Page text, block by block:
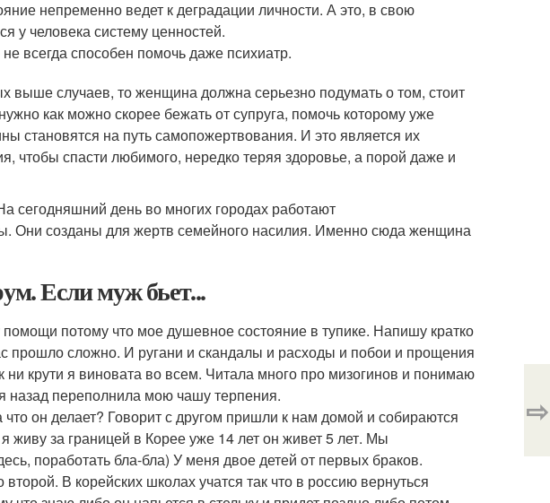
непременно ведет к деградации личности. А это, в свою
у человека систему ценностей.
всегда способен помочь даже психиатр.
выше случаев, то женщина должна серьезно подумать о том, стоит
как можно скорее бежать от супруга, помочь которому уже
становятся на путь самопожертвования. И это является их
чтобы спасти любимого, нередко теряя здоровье, а порой даже и
сегодняшний день во многих городах работают
Они созданы для жертв семейного насилия. Именно сюда женщина
Если муж бьет...
потому что мое душевное состояние в тупике. Напишу кратко
прошло сложно. И ругани и скандалы и расходы и побои и прощения
крути я виновата во всем. Читала много про мизогинов и понимаю
назад переполнила мою чашу терпения.
он делает? Говорит с другом пришли к нам домой и собираются
живу за границей в Корее уже 14 лет он живет 5 лет. Мы
поработать бла-бла) У меня двое детей от первых браков.
В корейских школах учатся так что в россию вернуться
⇨